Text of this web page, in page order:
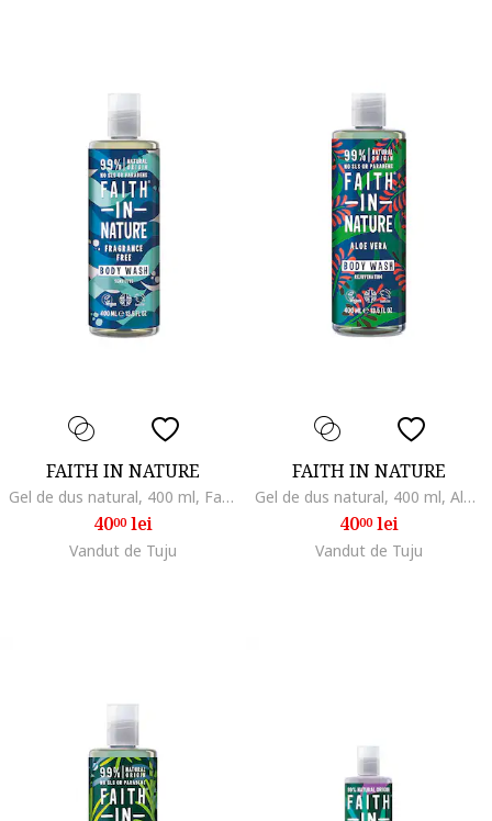
FAITH IN NATURE
Gel de dus natural, 400 ml, Fara aroma
4000lei
Vandut de Tuju
FAITH IN NATURE
Gel de dus natural, 400 ml, Aloe vera
4000lei
Vandut de Tuju